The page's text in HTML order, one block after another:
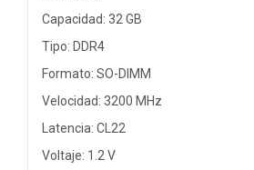
Capacidad: 32 GB
Tipo: DDR4
Formato: SO-DIMM
Velocidad: 3200 MHz
Latencia: CL22
Voltaje: 1.2 V